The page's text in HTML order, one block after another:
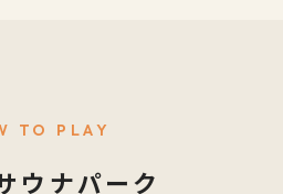
TO PLAY
ウナパーク